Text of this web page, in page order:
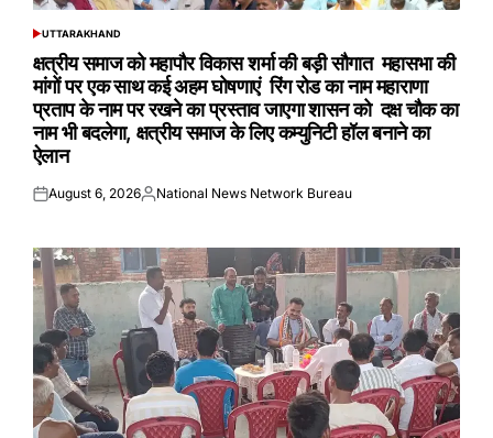
POSTED
UTTARAKHAND
क्षत्रीय समाज को महापौर विकास शर्मा की बड़ी सौगात महासभा की
मांगों पर एक साथ कई अहम घोषणाएं रिंग रोड का नाम महाराणा
प्रताप के नाम पर रखने का प्रस्ताव जाएगा शासन को दक्ष चौक का
नाम भी बदलेगा, क्षत्रीय समाज के लिए कम्युनिटी हॉल बनाने का
ऐलान
Posted
August 6, 2026Posted
National News Network Bureau